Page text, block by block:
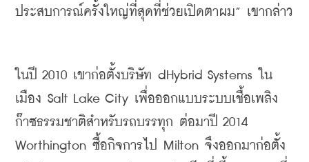
ประสบการณ์ครั้งใหญ่ที่สุดที่ช่วยเปิดตาผม” เขากล่าว
ในปี 2010 เขาก่อตั้งบริษัท dHybrid Systems ใน
เมือง Salt Lake City เพื่อออกแบบระบบเชื้อเพลิง
ก๊าซธรรมชาติสำหรับรถบรรทุก ต่อมาปี 2014
Worthington ซื้อกิจการไป Milton จึงออกมาก่อตั้ง